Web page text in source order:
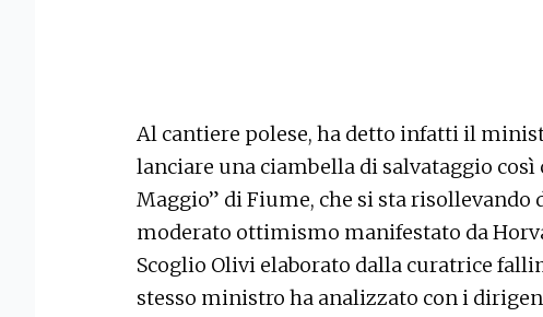
Al cantiere polese, ha detto infatti il
lanciare una ciambella di salvataggio così
Maggio” di Fiume, che si sta risollevando
moderato ottimismo manifestato da
Scoglio Olivi elaborato dalla curatrice
stesso ministro ha analizzato con i